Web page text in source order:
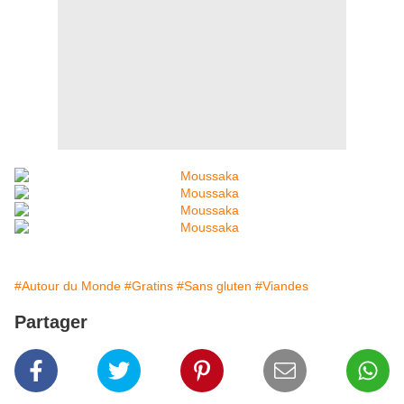
#Autour du Monde #Gratins #Sans gluten #Viandes
Partager